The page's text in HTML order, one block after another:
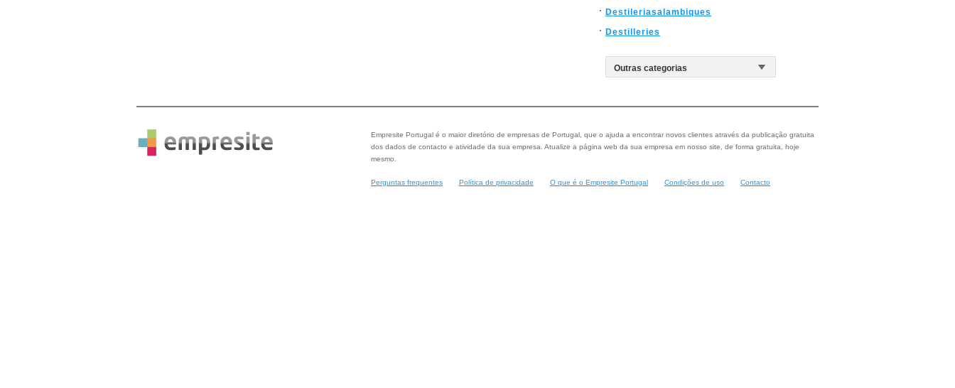
Destileriasalambiques
Destilleries
Empresite Portugal é o maior diretório de empresas de Portugal, que o ajuda a encontrar novos clientes através da publicação gratuita
dos dados de contacto e atividade da sua empresa. Atualize a página web da sua empresa em nosso site, de forma gratuita, hoje
mesmo.
Perguntas frequentes Política de privacidade O que é o Empresite Portugal Condições de uso Contacto